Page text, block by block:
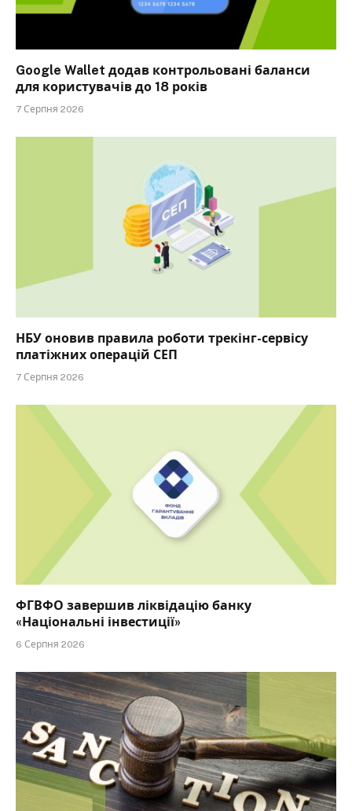
Google Wallet додав контрольовані баланси
для користувачів до 18 років
7 Серпня 2026
НБУ оновив правила роботи трекінг-сервісу
платіжних операцій СЕП
7 Серпня 2026
ФГВФО завершив ліквідацію банку
«Національні інвестиції»
6 Серпня 2026